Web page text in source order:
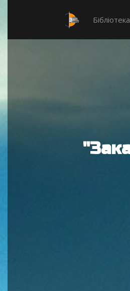
Бібліотека